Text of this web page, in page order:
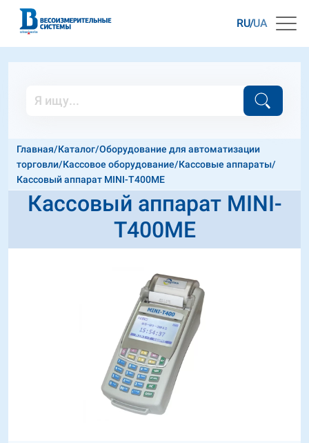
RU UA
Главная/Каталог/Оборудование для автоматизации
торговли/Кассовое оборудование/Кассовые аппараты/
Кассовый аппарат MINI-T400МЕ
Кассовый аппарат MINI-
T400МЕ